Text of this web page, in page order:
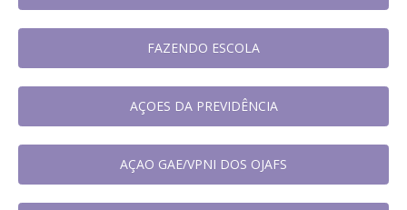
FAZENDO ESCOLA
AÇOES DA PREVIDÊNCIA
AÇAO GAE/VPNI DOS OJAFS